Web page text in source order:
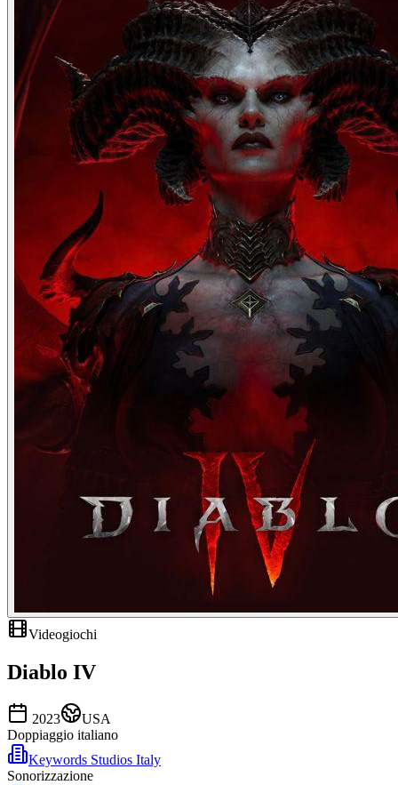
Videogiochi
Diablo IV
2023
USA
Doppiaggio italiano
Keywords Studios Italy
Sonorizzazione